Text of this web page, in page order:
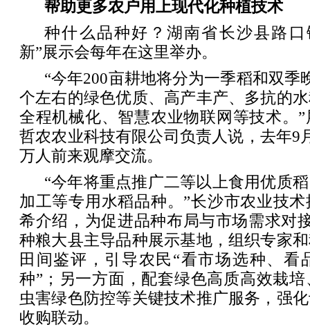
帮助更多农户用上现代化种植技术
种什么品种好？湖南省长沙县路
新”展示会每年在这里举办。
“今年200亩耕地将分为一季稻和双季
个左右的绿色优质、高产丰产、多抗的
全程机械化、智慧农业物联网等技术。
哲农农业科技有限公司负责人说，去年9
万人前来观摩交流。
“今年将重点推广二等以上食用优质
加工等专用水稻品种。”长沙市农业技
希介绍，为促进品种布局与市场需求对
种粮大县主导品种展示基地，组织专家
田间鉴评，引导农民“看市场选种、看
种”；另一方面，配套绿色高质高效栽
虫害绿色防控等关键技术推广服务，强
收购联动。